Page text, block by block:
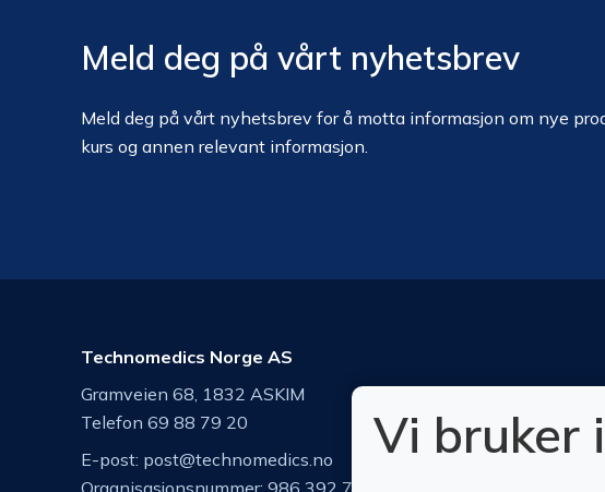
Meld deg på vårt nyhetsbrev
Meld deg på vårt nyhetsbrev for å motta informasjon om nye
kurs og annen relevant informasjon.
Technomedics Norge AS
Gramveien 68, 1832 ASKIM
Telefon 69 88 79 20
E-post: post@technomedics.no
Organisasjonsnummer: 986 392 742
Vi bruker